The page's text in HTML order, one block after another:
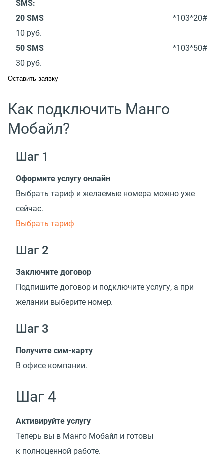
SMS:
20 SMS
*103*20#
10 руб.
50 SMS
*103*50#
30 руб.
Оставить заявку
Как подключить Манго
Мобайл?
Шаг 1
Оформите услугу онлайн
Выбрать тариф и желаемые номера можно уже
сейчас.
Выбрать тариф
Шаг 2
Заключите договор
Подпишите договор и подключите услугу, а при
желании выберите номер.
Шаг 3
Получите сим-карту
В офисе компании.
Шаг 4
Активируйте услугу
Теперь вы в Манго Мобайл и готовы
к полноценной работе.